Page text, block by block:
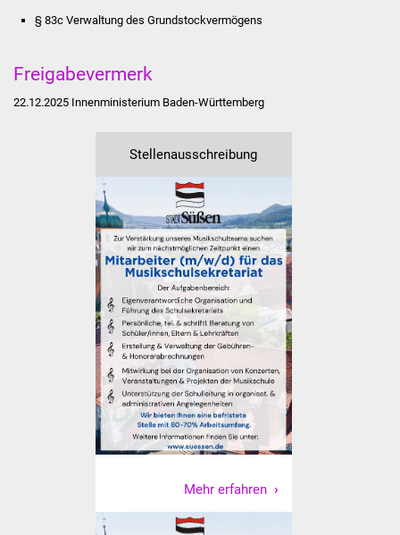
Jubiläumsjahr 2021
Schulentwicklung Bizet
Sanierung Bizethalle
Ortsentwicklung
Presse
Bürger & Service
Was erledige ich wo
Dienstleistungen
Lebenslagen
§ 83c Verwaltung des Grundstockvermögens
Freigabevermerk
22.12.2025 Innenministerium Baden-Württemberg
Stellenausschreibung
Mehr erfahren